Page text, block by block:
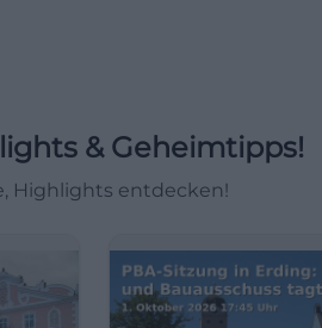
& Geheimtipps!
Highlights entdecken!